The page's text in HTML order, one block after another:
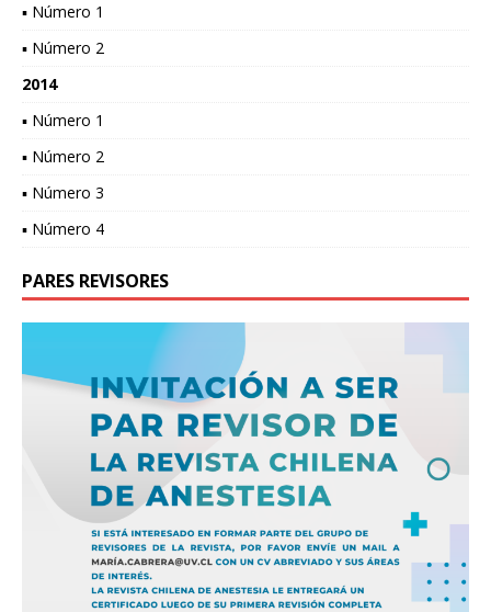
▪ Número 1
▪ Número 2
2014
▪ Número 1
▪ Número 2
▪ Número 3
▪ Número 4
PARES REVISORES